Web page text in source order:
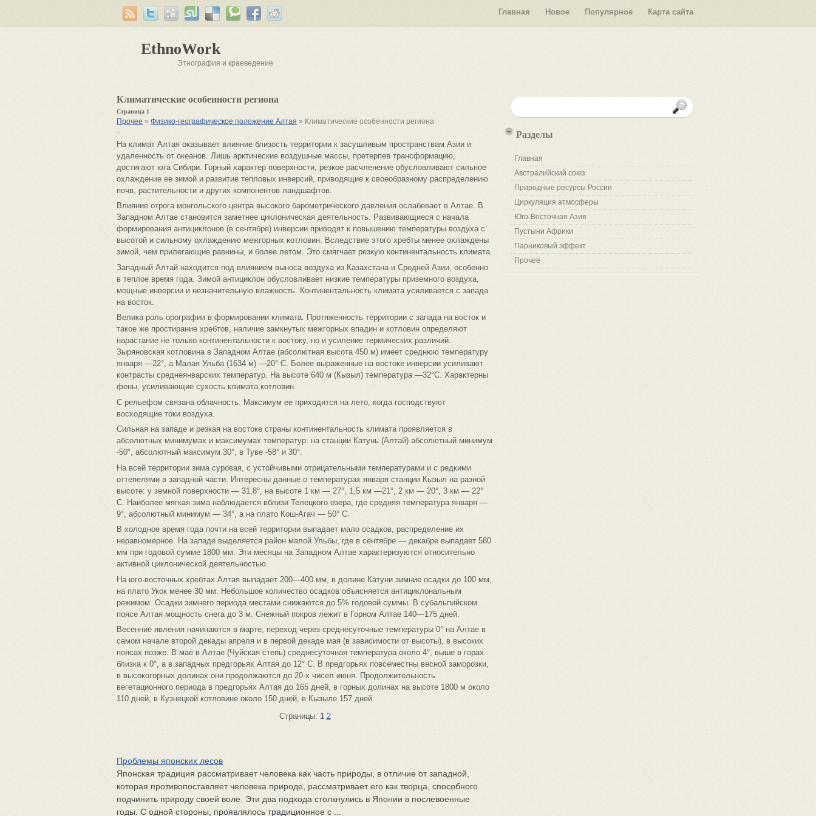
EthnoWork
Этнография и краеведение
Главная Новое Популярное Карта сайта
Климатические особенности региона
Страница 1
Прочее » Физико-географическое положение Алтая » Климатические особенности региона
На климат Алтая оказывает влияние близость территории к засушливым пространствам Азии и
удаленность от океанов. Лишь арктические воздушные массы, претерпев трансформацию,
достигают юга Сибири. Горный характер поверхности, резкое расчленение обусловливают сильное
охлаждение ее зимой и развитие тепловых инверсий, приводящие к своеобразному распределению
почв, растительности и других компонентов ландшафтов.
Влияние отрога монгольского центра высокого барометрического давления ослабевает в Алтае. В
Западном Алтае становится заметнее циклоническая деятельность. Развивающиеся с начала
формирования антициклонов (в сентябре) инверсии приводят к повышению температуры воздуха с
высотой и сильному охлаждению межгорных котловин. Вследствие этого хребты менее охлаждены
зимой, чем прилегающие равнины, и более летом. Это смягчает резкую континентальность климата.
Западный Алтай находится под влиянием выноса воздуха из Казахстана и Средней Азии, особенно
в теплое время года. Зимой антициклон обусловливает низкие температуры приземного воздуха,
мощные инверсии и незначительную влажность. Континентальность климата усиливается с запада
на восток.
Велика роль орографии в формировании климата. Протяженность территории с запада на восток и
такое же простирание хребтов, наличие замкнутых межгорных впадин и котловин определяют
нарастание не только континентальности к востоку, но и усиление термических различий.
Зыряновская котловина в Западном Алтае (абсолютная высота 450 м) имеет среднюю температуру
января —22°, а Малая Ульба (1634 м) —20° С. Более выраженные на востоке инверсии усиливают
контрасты среднеянварских температур. На высоте 640 м (Кызыл) температура —32°С. Характерны
фены, усиливающие сухость климата котловин.
С рельефом связана облачность. Максимум ее приходится на лето, когда господствуют
восходящие токи воздуха.
Сильная на западе и резкая на востоке страны континентальность климата проявляется в
абсолютных минимумах и максимумах температур: на станции Катунь (Алтай) абсолютный минимум
-50°, абсолютный максимум 30°, в Туве -58° и 30°.
На всей территории зима суровая, с устойчивыми отрицательными температурами и с редкими
оттепелями в западной части. Интересны данные о температурах января станции Кызыл на разной
высоте: у земной поверхности — 31,8°, на высоте 1 км — 27°, 1,5 км —21°, 2 км — 20°, 3 км — 22°
С. Наиболее мягкая зима наблюдается вблизи Телецкого озера, где средняя температура января —
9°, абсолютный минимум — 34°, а на плато Кош-Агач — 50° С.
В холодное время года почти на всей территории выпадает мало осадков, распределение их
неравномерное. На западе выделяется район малой Ульбы, где в сентябре — декабре выпадает 580
мм при годовой сумме 1800 мм. Эти месяцы на Западном Алтае характеризуются относительно
активной циклонической деятельностью.
На юго-восточных хребтах Алтая выпадает 200—400 мм, в долине Катуни зимние осадки до 100 мм,
на плато Укок менее 30 мм. Небольшое количество осадков объясняется антициклональным
режимом. Осадки зимнего периода местами снижаются до 5% годовой суммы. В субальпийском
поясе Алтая мощность снега до 3 м. Снежный покров лежит в Горном Алтае 140—175 дней.
Весенние явления начинаются в марте, переход через среднесуточные температуры 0° на Алтае в
самом начале второй декады апреля и в первой декаде мая (в зависимости от высоты), в высоких
поясах позже. В мае в Алтае (Чуйская степь) среднесуточная температура около 4°, выше в горах
близка к 0°, а в западных предгорьях Алтая до 12° С. В предгорьях повсеместны весной заморозки,
в высокогорных долинах они продолжаются до 20-х чисел июня. Продолжительность
вегетационного периода в предгорьях Алтая до 165 дней, в горных долинах на высоте 1800 м около
110 дней, в Кузнецкой котловине около 150 дней, в Кызыле 157 дней.
Страницы: 1 2
Проблемы японских лесов
Японская традиция рассматривает человека как часть природы, в отличие от западной,
которая противопоставляет человека природе, рассматривает его как творца, способного
подчинить природу своей воле. Эти два подхода столкнулись в Японии в послевоенные
годы. С одной стороны, проявлялось традиционное с ...
Разделы
Главная
Австралийский союз
Природные ресурсы России
Циркуляция атмосферы
Юго-Восточная Азия
Пустыни Африки
Парниковый эффект
Прочее